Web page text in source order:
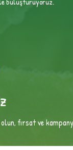
fırsat ve